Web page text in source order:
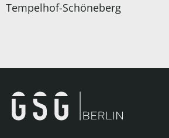
Tempelhof-Schöneberg